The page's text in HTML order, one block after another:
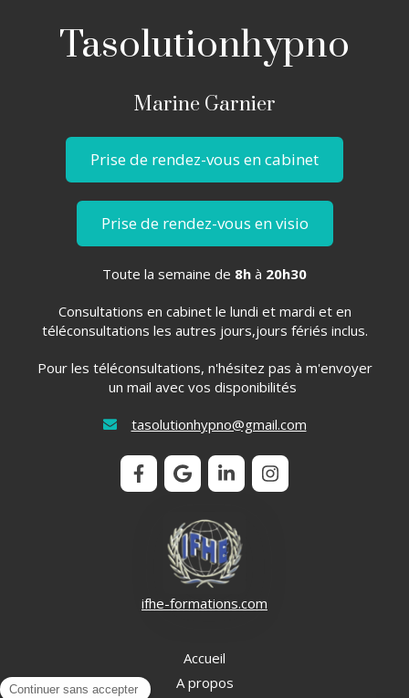
Tasolutionhypno
Marine Garnier
Prise de rendez-vous en cabinet
Prise de rendez-vous en visio
Toute la semaine de 8h à 20h30
Consultations en cabinet le lundi et mardi et en
téléconsultations les autres jours,jours fériés inclus.
Pour les téléconsultations, n'hésitez pas à m'envoyer
un mail avec vos disponibilités
tasolutionhypno@gmail.com
ifhe-formations.com
Accueil
A propos